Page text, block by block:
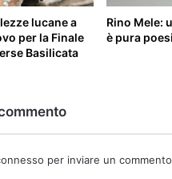
lucane a
per la Finale
Basilicata
Rino Mele:
è pura
per inviare un